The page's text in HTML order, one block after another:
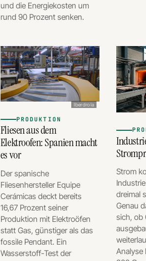
und die Energiekosten um
rund 90 Prozent senken.
Iberdrola
PRODUKTION
Fliesen aus dem
Elektroofen: Spanien macht
es vor
Der spanische
Fliesenhersteller Equipe
Cerámicas deckt bereits
16,67 Prozent seiner
Produktion mit Elektroöfen
statt Gas, günstiger als das
fossile Pendant. Ein
Wasserstoff-Test der
Strom
dreimal
Genau
sich, ob
Analyse